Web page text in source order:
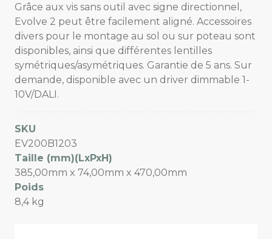
Grâce aux vis sans outil avec signe directionnel,
Evolve 2 peut être facilement aligné. Accessoires
divers pour le montage au sol ou sur poteau sont
disponibles, ainsi que différentes lentilles
symétriques/asymétriques. Garantie de 5 ans. Sur
demande, disponible avec un driver dimmable 1-
10V/DALI.
SKU
EV200B1203
Taille (mm)(LxPxH)
385,00mm x 74,00mm x 470,00mm
Poids
8,4 kg